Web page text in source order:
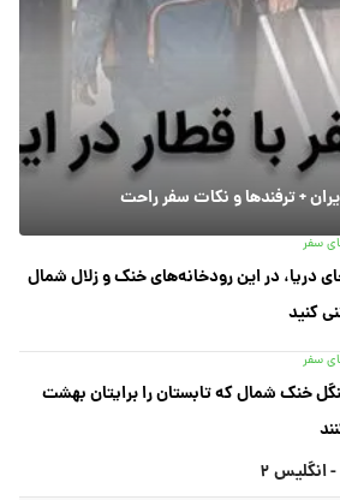
+ ترفندها و نکات سفر راحت
سفر
دریا، در این رودخانه‌های خنک و زلال شمال
کنید
سفر
خنک شمال که تابستان را برایتان بهشت